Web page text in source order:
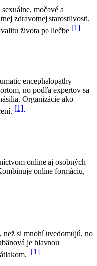
močové a
zdravotnej starostlivosti.
života po liečbe [1]
encephalopathy
no podľa expertov sa
Organizácie ako
[1]
online aj osobných
online formáciu,
než si mnohí uvedomujú, no
je hlavnou
[1]